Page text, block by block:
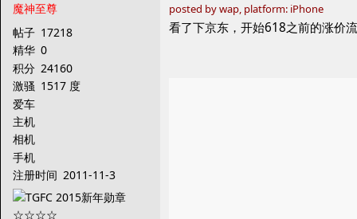
魔神至尊
帖子 17218
精华 0
积分 24160
激骚 1517 度
爱车
主机
相机
手机
注册时间 2011-11-3
posted by wap, platform: iPhone
看了下京东，开始618之前的涨价